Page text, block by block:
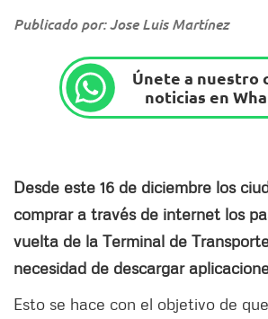
Publicado por: Jose Luis Martínez
Únete a nuestro
noticias en
Desde este 16 de diciembre los
comprar a través de internet los
vuelta de la Terminal de
necesidad de descargar
Esto se hace con el objetivo de